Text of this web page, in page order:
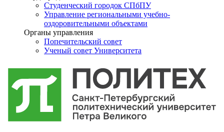
Студенческий городок СПбПУ
Управление региональными учебно-
оздоровительными объектами
Органы управления
Попечительский совет
Ученый совет Университета